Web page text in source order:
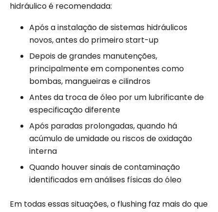
hidráulico é recomendada:
Após a instalação de sistemas hidráulicos
novos, antes do primeiro start-up
Depois de grandes manutenções,
principalmente em componentes como
bombas, mangueiras e cilindros
Antes da troca de óleo por um lubrificante de
especificação diferente
Após paradas prolongadas, quando há
acúmulo de umidade ou riscos de oxidação
interna
Quando houver sinais de contaminação
identificados em análises físicas do óleo
Em todas essas situações, o flushing faz mais do que